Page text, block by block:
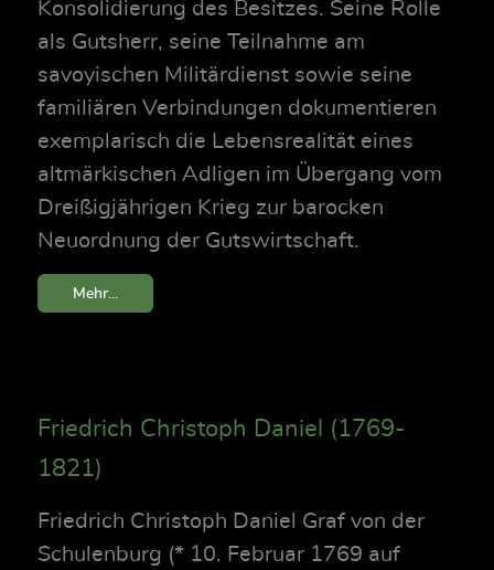
Konsolidierung des Besitzes. Seine Rolle
als Gutsherr, seine Teilnahme am
savoyischen Militärdienst sowie seine
familiären Verbindungen dokumentieren
exemplarisch die Lebensrealität eines
altmärkischen Adligen im Übergang vom
Dreißigjährigen Krieg zur barocken
Neuordnung der Gutswirtschaft.
Mehr...
Friedrich Christoph Daniel (1769-
1821)
Friedrich Christoph Daniel Graf von der
Schulenburg (* 10. Februar 1769 auf